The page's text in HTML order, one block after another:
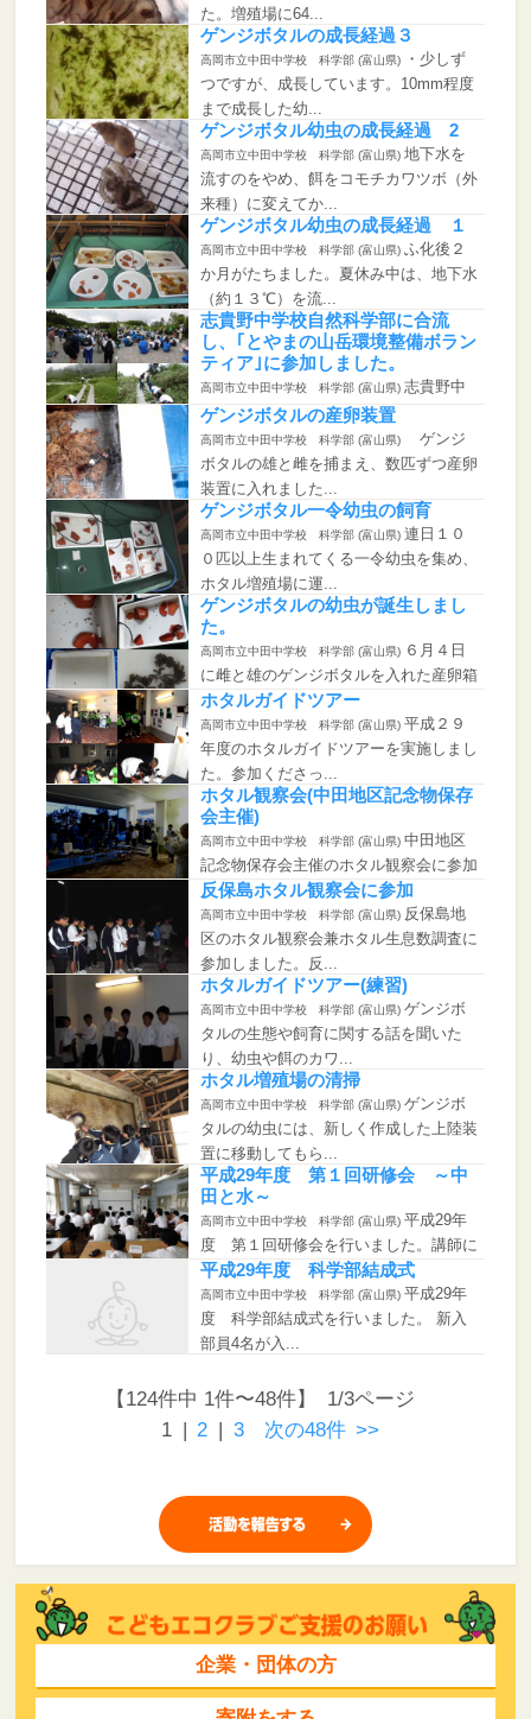
た。増殖場に64...
ゲンジボタルの成長経過３
高岡市立中田中学校 科学部 (富山県)
・少しず
つですが、成長しています。10mm程度
まで成長した幼...
ゲンジボタル幼虫の成長経過 2
高岡市立中田中学校 科学部 (富山県) 地下水を
流すのをやめ、餌をコモチカワツボ（外
来種）に変えてか...
ゲンジボタル幼虫の成長経過 １
高岡市立中田中学校 科学部 (富山県) ふ化後２
か月がたちました。夏休み中は、地下水
（約１３℃）を流...
志貴野中学校自然科学部に合流
し、｢とやまの山岳環境整備ボラン
ティア｣に参加しました。
高岡市立中田中学校 科学部 (富山県) 志貴野中
学校自然科学部に合流し、中学生グルー
プとして富山県主...
ゲンジボタルの産卵装置
高岡市立中田中学校 科学部 (富山県)
ゲンジ
ボタルの雄と雌を捕まえ、数匹ずつ産卵
装置に入れました...
ゲンジボタル一令幼虫の飼育
高岡市立中田中学校 科学部 (富山県) 連日１０
０匹以上生まれてくる一令幼虫を集め、
ホタル増殖場に運...
ゲンジボタルの幼虫が誕生しまし
た。
高岡市立中田中学校 科学部 (富山県) ６月４日
に雌と雄のゲンジボタルを入れた産卵箱
から7月2日に幼...
ホタルガイドツアー
高岡市立中田中学校 科学部 (富山県) 平成２９
年度のホタルガイドツアーを実施しまし
た。参加くださっ...
ホタル観察会(中田地区記念物保存
会主催)
高岡市立中田中学校 科学部 (富山県) 中田地区
記念物保存会主催のホタル観察会に参加
しました。科学部...
反保島ホタル観察会に参加
高岡市立中田中学校 科学部 (富山県) 反保島地
区のホタル観察会兼ホタル生息数調査に
参加しました。反...
ホタルガイドツアー(練習)
高岡市立中田中学校 科学部 (富山県) ゲンジボ
タルの生態や飼育に関する話を聞いた
り、幼虫や餌のカワ...
ホタル増殖場の清掃
高岡市立中田中学校 科学部 (富山県) ゲンジボ
タルの幼虫には、新しく作成した上陸装
置に移動してもら...
平成29年度 第１回研修会 ～中
田と水～
高岡市立中田中学校 科学部 (富山県) 平成29年
度 第１回研修会を行いました。講師に
中田地区記念物...
平成29年度 科学部結成式
高岡市立中田中学校 科学部 (富山県) 平成29年
度 科学部結成式を行いました。 新入
部員4名が入...
【124件中 1件〜48件】 1/3ページ
1| 2 | 3 次の48件 >>
企業・団体の方